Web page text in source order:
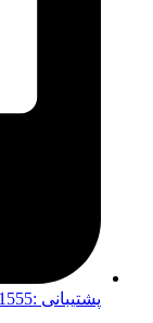
پشتیبانی :09033191555 واتس آپ